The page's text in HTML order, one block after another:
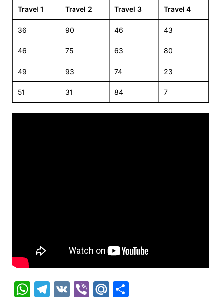
Travel 1 Travel 2 Travel 3 Travel 4
36 90 46 43
46 75 63 80
49 93 74 23
51 31 84 7
WhatsApp
Telegram
VK ViberMail.Ru